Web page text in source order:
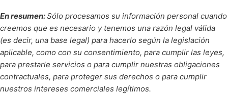
En resumen:Sólo procesamos su información personal cuando
creemos que es necesario y tenemos una razón legal válida
(es decir, una base legal) para hacerlo según la legislación
aplicable, como con su consentimiento, para cumplir las leyes,
para prestarle servicios o para cumplir nuestras obligaciones
contractuales, para proteger sus derechos o para cumplir
nuestros intereses comerciales legítimos.